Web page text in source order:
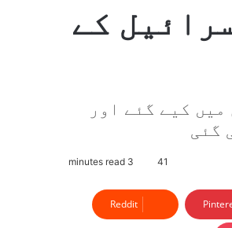
کے
کیے گئے اور
گئی
41
Reddit